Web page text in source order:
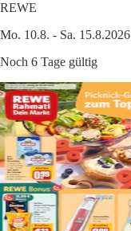
REWE
Mo. 10.8. - Sa. 15.8.2026
Noch 6 Tage gültig